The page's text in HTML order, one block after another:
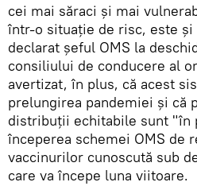
cei mai săraci şi mai
într-o situaţie de risc, este
declarat şeful OMS la
consiliului de conducere al
avertizat, în plus, că acest
prelungirea pandemiei și că
distribuţii echitabile sunt "în
începerea schemei OMS de
vaccinurilor cunoscută sub
care va începe luna viitoare.